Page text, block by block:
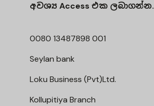
අවශ්‍ය Access එක ලබාගන්න.
0080 13487898 001
Seylan bank
Loku Business (Pvt)Ltd.
Kollupitiya Branch